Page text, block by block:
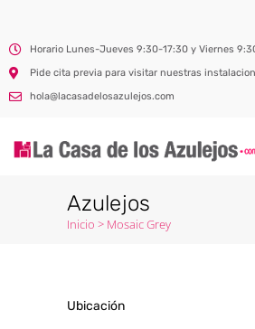
Horario Lunes-Jueves 9:30-17:30 y Viernes
Pide cita previa para visitar nuestras
hola@lacasadelosazulejos.com
Azulejos
Inicio > Mosaic Grey
Ubicación